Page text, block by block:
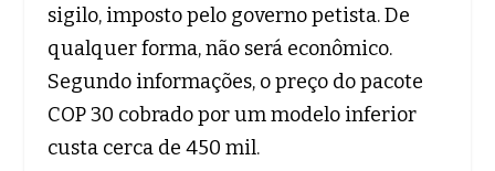
sigilo, imposto pelo governo petista. De
qualquer forma, não será econômico.
Segundo informações, o preço do pacote
COP 30 cobrado por um modelo inferior
custa cerca de 450 mil.